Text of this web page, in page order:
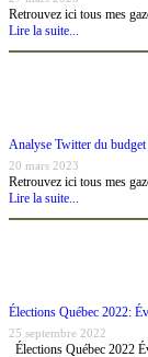
Retrouvez ici tous mes
Lire la suite...
Analyse Twitter du
20 mars 2023
Retrouvez ici tous mes
Lire la suite...
Élections Québec 2022:
25 septembre 2022
Élections Québec 2022